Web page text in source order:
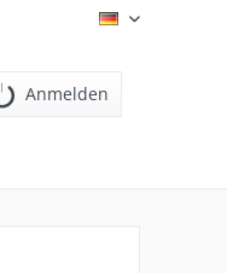
DE
Anmelden